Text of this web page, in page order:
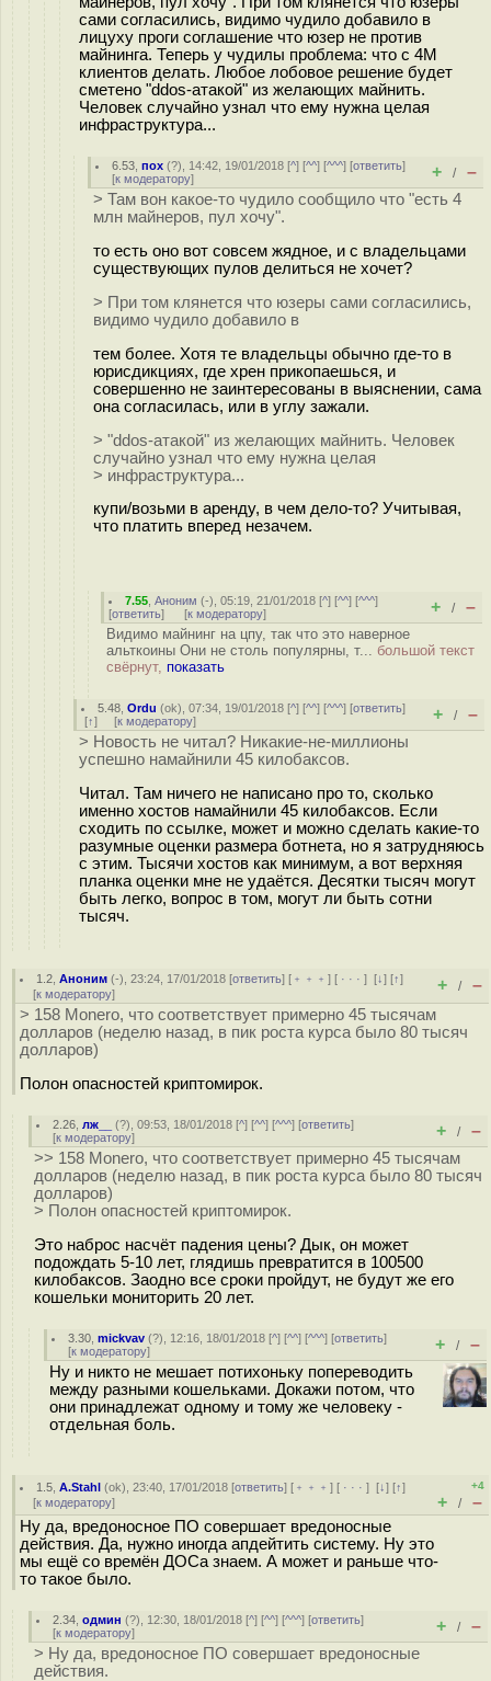
сами согласились, видимо чудило добавило в
лицуху проги соглашение что юзер не против
майнинга. Теперь у чудилы проблема: что с 4M
клиентов делать. Любое лобовое решение будет
сметено "ddos-атакой" из желающих майнить.
Человек случайно узнал что ему нужна целая
инфраструктура...
6.53 ,пох (?), 14:42, 19/01/2018 [^] [^^] [^^^] [ответить]
[к модератору] + / –
> Там вон какое-то чудило сообщило что "есть 4
млн майнеров, пул хочу".
то есть оно вот совсем жядное, и с владельцами
существующих пулов делиться не хочет?
> При том клянется что юзеры сами согласились,
видимо чудило добавило в
тем более. Хотя те владельцы обычно где-то в
юрисдикциях, где хрен прикопаешься, и
совершенно не заинтересованы в выяснении, сама
она согласилась, или в углу зажали.
> "ddos-атакой" из желающих майнить. Человек
случайно узнал что ему нужна целая
> инфраструктура...
купи/возьми в аренду, в чем дело-то? Учитывая,
что платить вперед незачем.
7.55 ,Аноним (-), 05:19, 21/01/2018 [^] [^^] [^^^]
[ответить] [к модератору] + / –
Видимо майнинг на цпу, так что это наверное
альткоины Они не столь популярны, т... большой текст
свёрнут, показать
5.48 ,Ordu (ok), 07:34, 19/01/2018 [^] [^^] [^^^] [ответить]
[↑] [к модератору] + / –
> Новость не читал? Никакие-не-миллионы
успешно намайнили 45 килобаксов.
Читал. Там ничего не написано про то, сколько
именно хостов намайнили 45 килобаксов. Если
сходить по ссылке, может и можно сделать какие-то
разумные оценки размера ботнета, но я затрудняюсь
с этим. Тысячи хостов как минимум, а вот верхняя
планка оценки мне не удаётся. Десятки тысяч могут
быть легко, вопрос в том, могут ли быть сотни
тысяч.
1.2 ,Аноним (-), 23:24, 17/01/2018 [ответить] [ ﹢﹢﹢] [ · · ·][↓] [↑]
[к модератору] + / –
> 158 Monero, что соответствует примерно 45 тысячам
долларов (неделю назад, в пик роста курса было 80 тысяч
долларов)
Полон опасностей криптомирок.
2.26 ,лж__ (?), 09:53, 18/01/2018 [^] [^^] [^^^] [ответить]
[к модератору] + / –
>> 158 Monero, что соответствует примерно 45 тысячам
долларов (неделю назад, в пик роста курса было 80 тысяч
долларов)
> Полон опасностей криптомирок.
Это наброс насчёт падения цены? Дык, он может
подождать 5-10 лет, глядишь превратится в 100500
килобаксов. Заодно все сроки пройдут, не будут же его
кошельки мониторить 20 лет.
3.30 ,mickvav (?), 12:16, 18/01/2018 [^] [^^] [^^^] [ответить]
[к модератору] + / –
Ну и никто не мешает потихоньку попереводить
между разными кошельками. Докажи потом, что
они принадлежат одному и тому же человеку -
отдельная боль.
1.5 ,A.Stahl (ok), 23:40, 17/01/2018 [ответить] [ ﹢﹢﹢] [ · · ·][↓] [↑]
[к модератору]
+4
+ / –
Ну да, вредоносное ПО совершает вредоносные
действия. Да, нужно иногда апдейтить систему. Ну это
мы ещё со времён ДОСа знаем. А может и раньше что-
то такое было.
2.34 ,одмин (?), 12:30, 18/01/2018 [^] [^^] [^^^] [ответить]
[к модератору] + / –
> Ну да, вредоносное ПО совершает вредоносные
действия.